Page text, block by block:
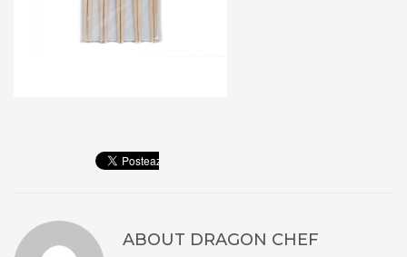
ABOUT DRAGON CHEF